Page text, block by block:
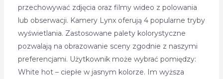
przechowywać zdjęcia oraz filmy wideo z polowania
lub obserwacji. Kamery Lynx oferują 4 popularne tryby
wyświetlania. Zastosowane palety kolorystyczne
pozwalają na obrazowanie sceny zgodnie z naszymi
preferencjami. Użytkownik może wybrać pomiędzy:
White hot – ciepłe w jasnym kolorze. Im wyższa